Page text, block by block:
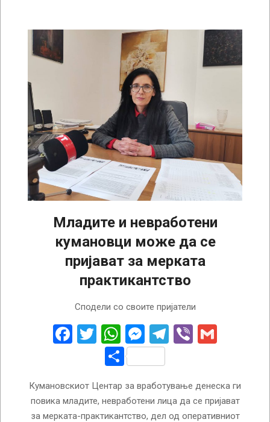
Младите и невработени
кумановци може да се
пријават за мерката
практикантство
Сподели со своите пријатели
Facebook
Twitter
WhatsApp
Messenger
Telegram
Viber
Share
Кумановскиот Центар за вработување денеска ги
повика младите, невработени лица да се пријават
за мерката-практикантство, дел од оперативниот